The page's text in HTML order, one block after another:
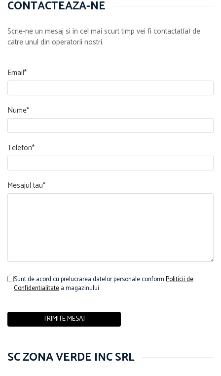
CONTACTEAZA-NE
Scrie-ne un mesaj si in cel mai scurt timp vei fi contactat(a) de
catre unul din operatorii nostri.
Email*
Nume*
Telefon*
Mesajul tau*
Sunt de acord cu prelucrarea datelor personale conformPoliticii de
Confidentialitatea magazinului
SC ZONA VERDE INC SRL